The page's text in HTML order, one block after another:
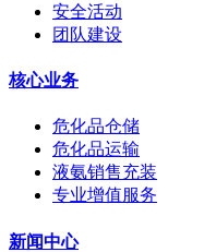
安全活动
团队建设
核心业务
危化品仓储
危化品运输
液氨销售充装
专业增值服务
新闻中心